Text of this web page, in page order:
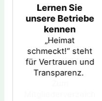
Lernen Sie
unsere Betriebe
kennen
„Heimat
schmeckt!“ steht
für Vertrauen und
Transparenz.